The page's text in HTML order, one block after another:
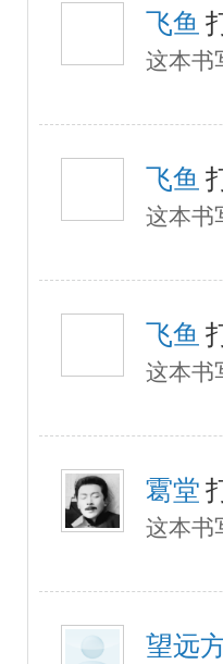
飞鱼
这本书
飞鱼
这本书
飞鱼
这本书
䨠堂
这本书
望远